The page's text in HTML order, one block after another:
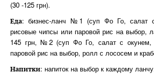
(30 -125 грн).
Еда: бизнес-ланч №1 (суп Фо Го, салат с
рисовые чипсы или паровой рис на выбор,
145 грн, №2 (суп Фо Го, салат с окунем,
паровой рис на выбор, ролл с лососем и
Напитки: напиток на выбор к каждому